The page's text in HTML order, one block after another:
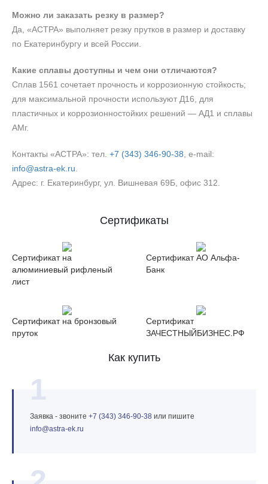
Можно ли заказать резку в размер?
Да, «АСТРА» выполняет резку прутков в размер и доставку
по Екатеринбургу и всей России.
Какие сплавы доступны и чем они отличаются?
Сплав 1561 сочетает прочность и коррозионную стойкость;
для максимальной прочности используют Д16, для
пластичных и коррозионностойких решений — АД1 и сплавы
АМг.
Контакты «АСТРА»: тел. +7 (343) 346‑90‑38 , e‑mail:
info@astra-ek.ru
Адрес: г. Екатеринбург, ул. Вишневая 69Б, офис 312.
Сертификаты
Сертификат на
алюминиевый рифленый
лист
Сертификат АО Альфа-
Банк
Сертификат на бронзовый
пруток
Сертификат
ЗАЧЕСТНЫЙБИЗНЕС.РФ
Как купить
1
Заявка - звоните +7 (343) 346‑90‑38 или пишите
info@astra‑ek.ru